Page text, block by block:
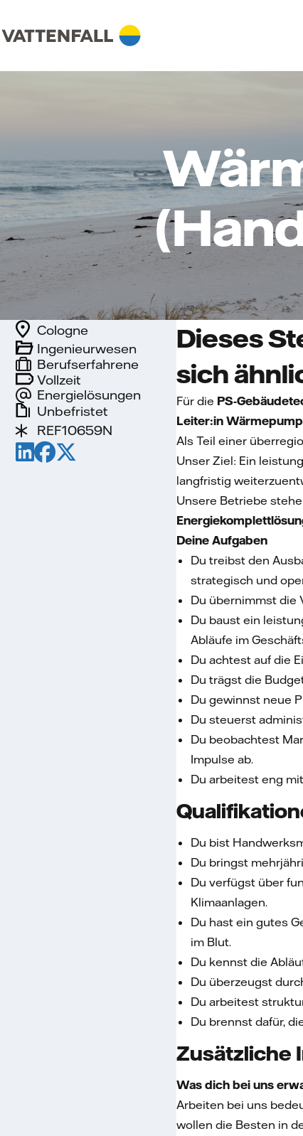
Vollzeit
Energielösungen
Ingenieurwesen
Berufserfahrene
Cologne
Unbefristet
REF10659N
Dieses
sich
Für die PS-
Leiter:in
Als Teil einer
Unser Ziel: Ein
langfristig
Unsere Betriebe
Deine Aufgaben
Du treibst den
strategisch und
Du übernimmst die
Du baust ein
Abläufe im
Du achtest auf die
Du trägst die
Du gewinnst neue
Du steuerst
Du beobachtest
Impulse ab.
Du arbeitest eng
Du bist
Du bringst
Du verfügst über
Klimaanlagen.
Du hast ein gutes
im Blut.
Du kennst die
Du überzeugst
Du arbeitest
Du brennst dafür,
Zusätzliche
Was dich bei uns
Arbeiten bei uns
wollen die Besten in